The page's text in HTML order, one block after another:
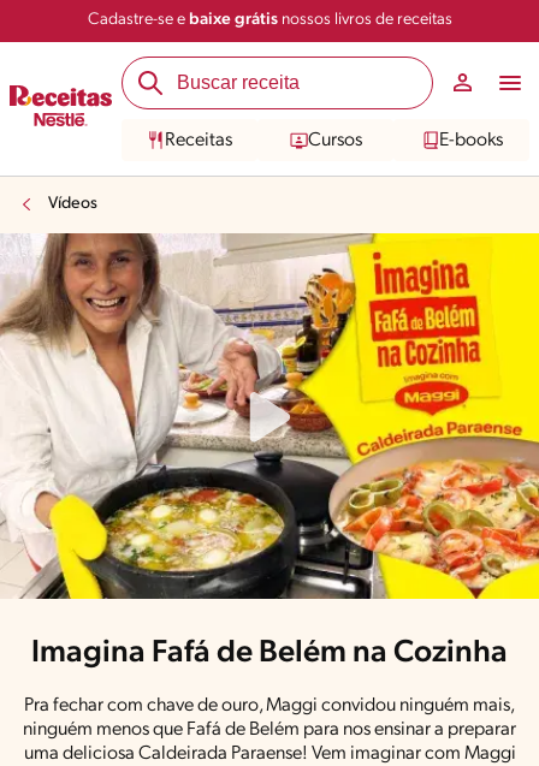
Cadastre-se e baixe grátisnossos livros de receitas
Receitas Cursos E-books
Vídeos
Imagina Fafá de Belém na Cozinha
Pra fechar com chave de ouro, Maggi convidou ninguém mais,
ninguém menos que Fafá de Belém para nos ensinar a preparar
uma deliciosa Caldeirada Paraense! Vem imaginar com Maggi